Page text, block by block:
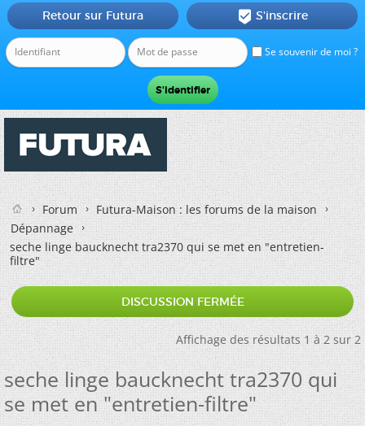
Se souvenir de moi ?
Retour sur Futura  S'inscrire
Forum
Futura-Maison : les forums de la maison
Dépannage
seche linge baucknecht tra2370 qui se met en "entretien-
filtre"
DISCUSSION FERMÉE
Affichage des résultats 1 à 2 sur 2
seche linge baucknecht tra2370 qui
se met en "entretien-filtre"